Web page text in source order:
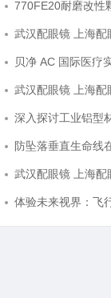
武汉配眼镜 上海配
武汉配眼镜 上海配
武汉配眼镜 上海配